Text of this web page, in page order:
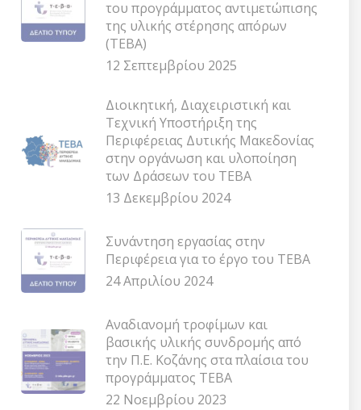
του προγράμματος αντιμετώπισης
της υλικής στέρησης απόρων
(ΤΕΒΑ)
12 Σεπτεμβρίου 2025
Διοικητική, Διαχειριστική και
Τεχνική Υποστήριξη της
Περιφέρειας Δυτικής Μακεδονίας
στην οργάνωση και υλοποίηση
των Δράσεων του ΤΕΒΑ
13 Δεκεμβρίου 2024
Συνάντηση εργασίας στην
Περιφέρεια για το έργο του ΤΕΒΑ
24 Απριλίου 2024
Αναδιανομή τροφίμων και
βασικής υλικής συνδρομής από
την Π.Ε. Κοζάνης στα πλαίσια του
προγράμματος ΤΕΒΑ
22 Νοεμβρίου 2023